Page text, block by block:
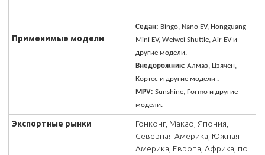
Применимые модели
Седан: Bingo, Nano EV, Hongguang
Mini EV, Weiwei Shuttle, Air EV и
другие модели.
Внедорожник: Алмаз, Цзячен,
Кортес и другие модели .
MPV: Sunshine, Formo и другие
модели.
Экспортные рынки
Гонконг, Макао, Япония,
Северная Америка, Южная
Америка, Европа, Африка, по